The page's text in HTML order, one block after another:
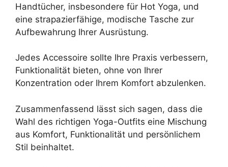
Handtücher, insbesondere für Hot Yoga, und
eine strapazierfähige, modische Tasche zur
Aufbewahrung Ihrer Ausrüstung.
Jedes Accessoire sollte Ihre Praxis verbessern,
Funktionalität bieten, ohne von Ihrer
Konzentration oder Ihrem Komfort abzulenken.
Zusammenfassend lässt sich sagen, dass die
Wahl des richtigen Yoga-Outfits eine Mischung
aus Komfort, Funktionalität und persönlichem
Stil beinhaltet.